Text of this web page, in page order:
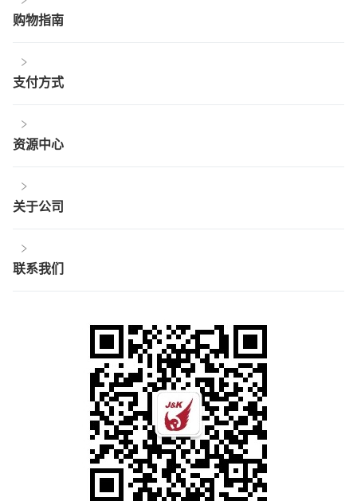
购物指南
支付方式
资源中心
关于公司
联系我们